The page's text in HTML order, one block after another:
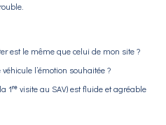
est le même que celui de mon site ?
l’émotion souhaitée ?
1ʳᵉ visite au SAV) est fluide et agréable